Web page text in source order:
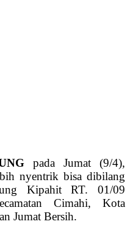
pada Jumat (9/4),
nyentrik bisa dibilang
Kipahit RT. 01/09
Cimahi, Kota
Jumat Bersih.